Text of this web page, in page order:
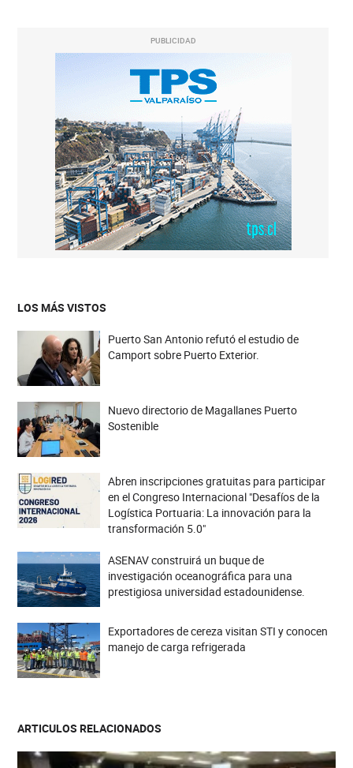
PUBLICIDAD
LOS MÁS VISTOS
Puerto San Antonio refutó el estudio de
Camport sobre Puerto Exterior.
Nuevo directorio de Magallanes Puerto
Sostenible
Abren inscripciones gratuitas para participar
en el Congreso Internacional "Desafíos de la
Logística Portuaria: La innovación para la
transformación 5.0"
ASENAV construirá un buque de
investigación oceanográfica para una
prestigiosa universidad estadounidense.
Exportadores de cereza visitan STI y conocen
manejo de carga refrigerada
ARTICULOS RELACIONADOS